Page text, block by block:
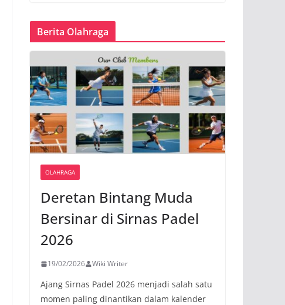
Berita Olahraga
OLAHRAGA
Deretan Bintang Muda
Bersinar di Sirnas Padel
2026
19/02/2026 Wiki Writer
Ajang Sirnas Padel 2026 menjadi salah satu
momen paling dinantikan dalam kalender